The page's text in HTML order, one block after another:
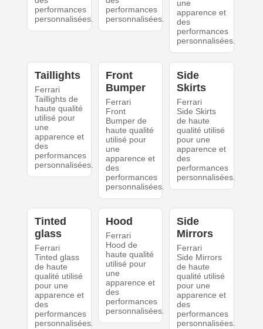
performances
personnalisées.
performances
personnalisées.
une
apparence et
des
performances
personnalisées.
Taillights
Ferrari
Taillights de
haute qualité
utilisé pour
une
apparence et
des
performances
personnalisées.
Front
Bumper
Ferrari
Front
Bumper de
haute qualité
utilisé pour
une
apparence et
des
performances
personnalisées.
Side
Skirts
Ferrari
Side Skirts
de haute
qualité utilisé
pour une
apparence et
des
performances
personnalisées.
Tinted
glass
Ferrari
Tinted glass
de haute
qualité utilisé
pour une
apparence et
des
performances
personnalisées.
Hood
Ferrari
Hood de
haute qualité
utilisé pour
une
apparence et
des
performances
personnalisées.
Side
Mirrors
Ferrari
Side Mirrors
de haute
qualité utilisé
pour une
apparence et
des
performances
personnalisées.